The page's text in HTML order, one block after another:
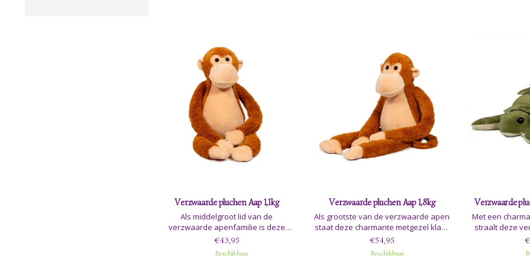
Verzwaarde pluchen Aap 1,1kg
Als middelgroot lid van de
verzwaarde apenfamilie is deze
vriendelijke metgezel perfect van
formaat om kinderen van alle
leeftijden troostende knuffels en
€43,95
Beschikbaar
Verzwaarde pluchen Aap 1,8kg
Als grootste van de verzwaarde apen
staat deze charmante metgezel klaar
om zijn lange, zorgzame armen en
benen om kinderen te slaan die extra
comfort, speciale zorg of gewoon een
€54,95
Beschikbaar
Verzwaarde
Met een
straalt deze
een